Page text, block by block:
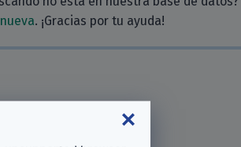
. ¡Gracias por tu ayuda!